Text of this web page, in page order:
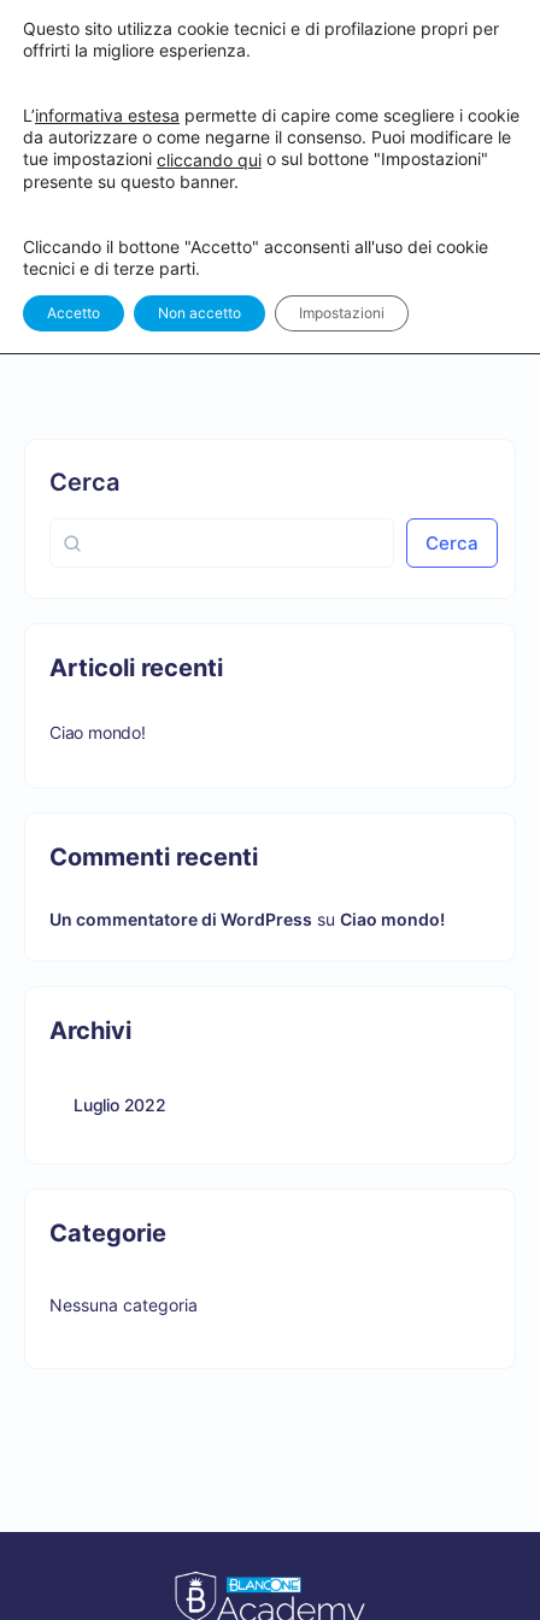
Hai completato il corso “CLICK+ vs
LightSpeed 3.0 associata alla Tooth
Rejuvenation” !
Cerca
Cerca
Articoli recenti
Ciao mondo!
Commenti recenti
Un commentatore di WordPress su Ciao mondo!
Archivi
Luglio 2022
Categorie
Nessuna categoria
Questo sito utilizza cookie tecnici e di profilazione propri per
offrirti la migliore esperienza.
L’informativa estesa permette di capire come scegliere i cookie
da autorizzare o come negarne il consenso. Puoi modificare le
tue impostazioni cliccando qui o sul bottone "Impostazioni"
presente su questo banner.
Cliccando il bottone "Accetto" acconsenti all'uso dei cookie
tecnici e di terze parti.
Accetto Non accetto Impostazioni